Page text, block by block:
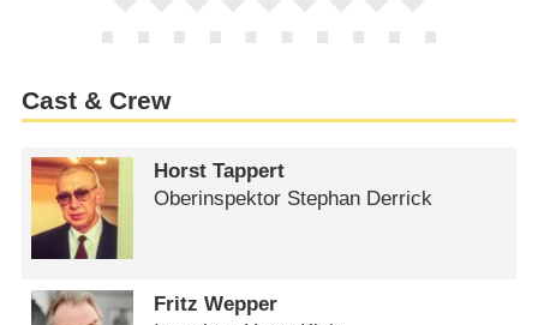
Cast & Crew
Horst Tappert
Oberinspektor Stephan Derrick
Fritz Wepper